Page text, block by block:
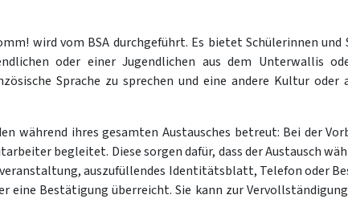
wird vom BSA durchgeführt. Es bietet Schülerinnen und
oder einer Jugendlichen aus dem Unterwallis
Sprache zu sprechen und eine andere Kultur oder
während ihres gesamten Austausches betreut: Bei der
begleitet. Diese sorgen dafür, dass der Austausch
auszufüllendes Identitätsblatt, Telefon oder
eine Bestätigung überreicht. Sie kann zur